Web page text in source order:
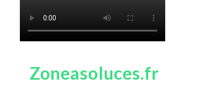
Zoneasoluces.fr